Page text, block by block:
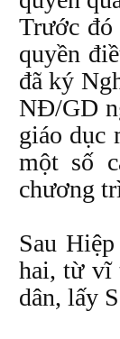
Trước
quyền
đã ký
NĐ/GD
giáo dục
một số
chương
Sau
hai, từ vĩ
dân, lấy